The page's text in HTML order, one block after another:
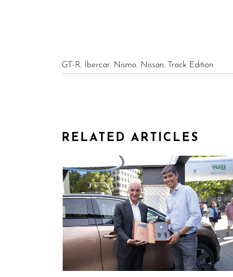
GT-R, Ibercar, Nismo, Nissan, Track Edition
RELATED ARTICLES